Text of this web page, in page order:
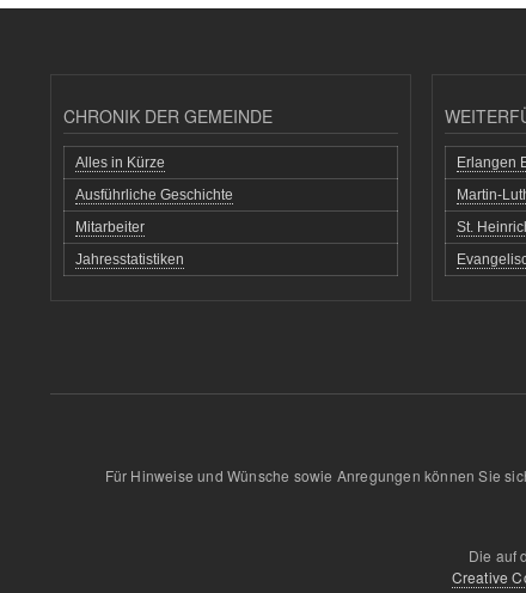
CHRONIK DER GEMEINDE
Alles in Kürze
Ausführliche Geschichte
Mitarbeiter
Jahresstatistiken
Erlangen
Martin-
St.
Für Hinweise und Wünsche sowie Anregungen können Sie
Die auf
Creative